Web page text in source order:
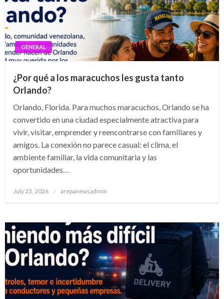
GENERAL
¿Por qué a los maracuchos les gusta tanto
Orlando?
Orlando, Florida. Para muchos maracuchos, Orlando se ha
convertido en una ciudad especialmente atractiva para
vivir, visitar, emprender y reencontrarse con familiares y
amigos. La conexión no parece casual: el clima, el
ambiente familiar, la vida comunitaria y las
oportunidades…
Posted
July 23, 2026 arepanewsadmin